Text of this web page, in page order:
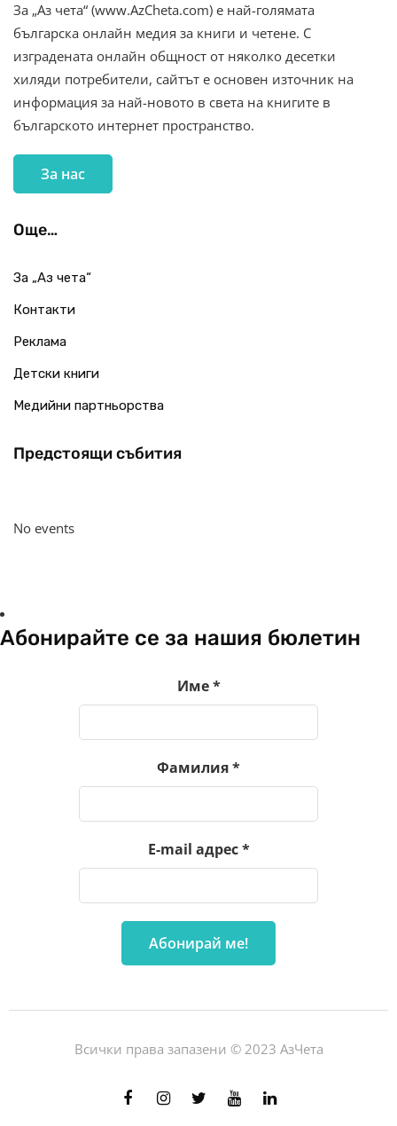
За „Аз чета“ (www.AzCheta.com) е най-голямата
българска онлайн медия за книги и четене. С
изградената онлайн общност от няколко десетки
хиляди потребители, сайтът е основен източник на
информация за най-новото в света на книгите в
българското интернет пространство.
За нас
Още…
За „Аз чета“
Контакти
Реклама
Детски книги
Медийни партньорства
Предстоящи събития
No events
Абонирайте се за нашия бюлетин
Име*
Фамилия*
E-mail адрес*
Всички права запазени © 2023 АзЧета